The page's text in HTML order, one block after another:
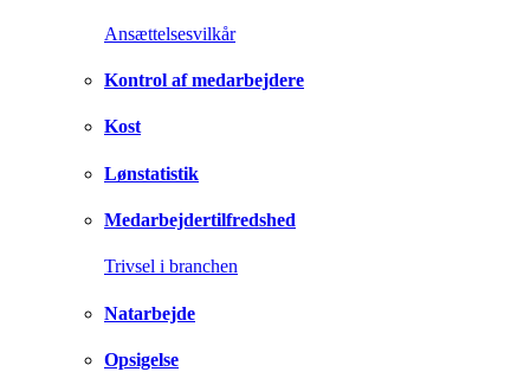
Ansættelsesvilkår
Kontrol af medarbejdere
Kost
Lønstatistik
Medarbejdertilfredshed
Trivsel i branchen
Natarbejde
Opsigelse